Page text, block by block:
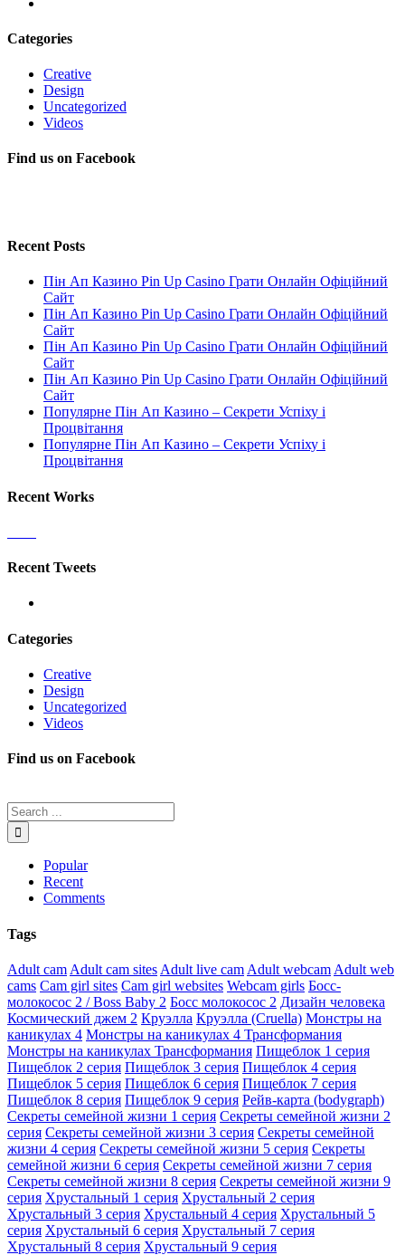
Categories
Creative
Design
Uncategorized
Videos
Find us on Facebook
Recent Posts
Пін Ап Казино Pin Up Casino Грати Онлайн Офіційний
Сайт
Пін Ап Казино Pin Up Casino Грати Онлайн Офіційний
Сайт
Пін Ап Казино Pin Up Casino Грати Онлайн Офіційний
Сайт
Пін Ап Казино Pin Up Casino Грати Онлайн Офіційний
Сайт
Популярне Пін Ап Казино – Секрети Успіху і
Процвітання
Популярне Пін Ап Казино – Секрети Успіху і
Процвітання
Recent Works
Recent Tweets
Categories
Creative
Design
Uncategorized
Videos
Find us on Facebook
Popular
Recent
Comments
Tags
Adult cam Adult cam sites Adult live cam Adult webcam Adult web
cams Cam girl sites Cam girl websites Webcam girls Босс-
молокосос 2 / Boss Baby 2 Босс молокосос 2 Дизайн человека
Космический джем 2 Круэлла Круэлла (Cruella) Монстры на
каникулах 4 Монстры на каникулах 4 Трансформания
Монстры на каникулах Трансформания Пищеблок 1 серия
Пищеблок 2 серия Пищеблок 3 серия Пищеблок 4 серия
Пищеблок 5 серия Пищеблок 6 серия Пищеблок 7 серия
Пищеблок 8 серия Пищеблок 9 серия Рейв-карта (bodygraph)
Секреты семейной жизни 1 серия Секреты семейной жизни 2
серия Секреты семейной жизни 3 серия Секреты семейной
жизни 4 серия Секреты семейной жизни 5 серия Секреты
семейной жизни 6 серия Секреты семейной жизни 7 серия
Секреты семейной жизни 8 серия Секреты семейной жизни 9
серия Хрустальный 1 серия Хрустальный 2 серия
Хрустальный 3 серия Хрустальный 4 серия Хрустальный 5
серия Хрустальный 6 серия Хрустальный 7 серия
Хрустальный 8 серия Хрустальный 9 серия